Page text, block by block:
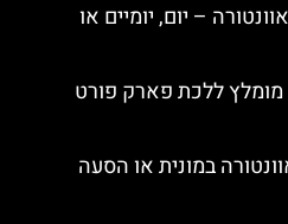
– יום, יומיים או
מומלץ ללכת פארק פורט
במונית או הסעה